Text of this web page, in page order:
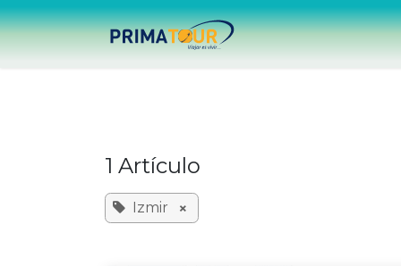
Ir al contenido
Inicio
Destinos
1 Artículo
Izmir ×